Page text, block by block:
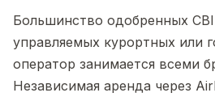
Большинство одобренных
управляемых курортных или
оператор занимается всеми
Независимая аренда через